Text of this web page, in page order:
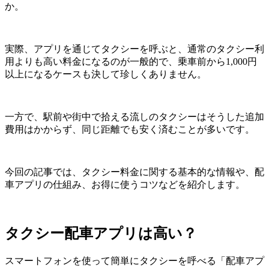
か。
実際、アプリを通じてタクシーを呼ぶと、通常のタクシー利
用よりも高い料金になるのが一般的で、乗車前から1,000円
以上になるケースも決して珍しくありません。
一方で、駅前や街中で拾える流しのタクシーはそうした追加
費用はかからず、同じ距離でも安く済むことが多いです。
今回の記事では、タクシー料金に関する基本的な情報や、配
車アプリの仕組み、お得に使うコツなどを紹介します。
タクシー配車アプリは高い？
スマートフォンを使って簡単にタクシーを呼べる「配車アプ